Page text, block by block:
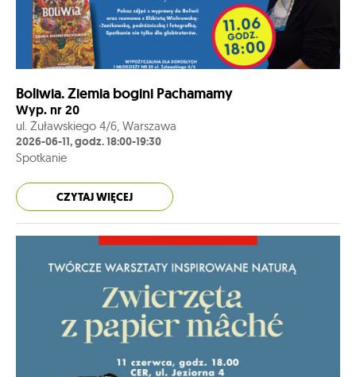
Boliwia. Ziemia bogini Pachamamy
Wyp. nr 20
ul. Żuławskiego 4/6, Warszawa
2026-06-11, godz. 18:00-19:30
Spotkanie
CZYTAJ WIĘCEJ